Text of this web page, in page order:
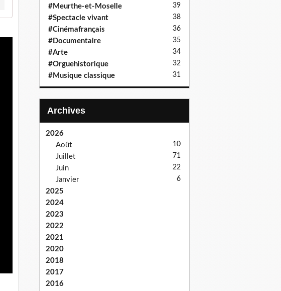
#Meurthe-et-Moselle 39
#Spectacle vivant 38
#Cinémafrançais 36
#Documentaire 35
#Arte 34
#Orguehistorique 32
#Musique classique 31
Archives
2026
Août
10
Juillet 71
Juin 22
Janvier 6
2025
2024
2023
2022
2021
2020
2018
2017
2016